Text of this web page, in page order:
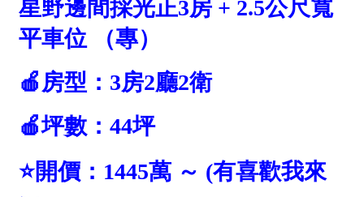
3樓
5~10樓
21樓以上
~ 樓